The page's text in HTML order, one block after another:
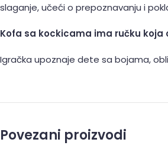
slaganje, učeći o prepoznavanju i
Kofa sa kockicama ima ručku
Igračka upoznaje dete sa bojama,
Povezani proizvodi